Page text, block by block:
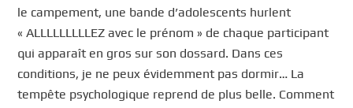
le campement, une bande d’adolescents hurlent
« ALLLLLLLLLEZ avec le prénom » de chaque participant
qui apparaît en gros sur son dossard. Dans ces
conditions, je ne peux évidemment pas dormir… La
tempête psychologique reprend de plus belle. Comment